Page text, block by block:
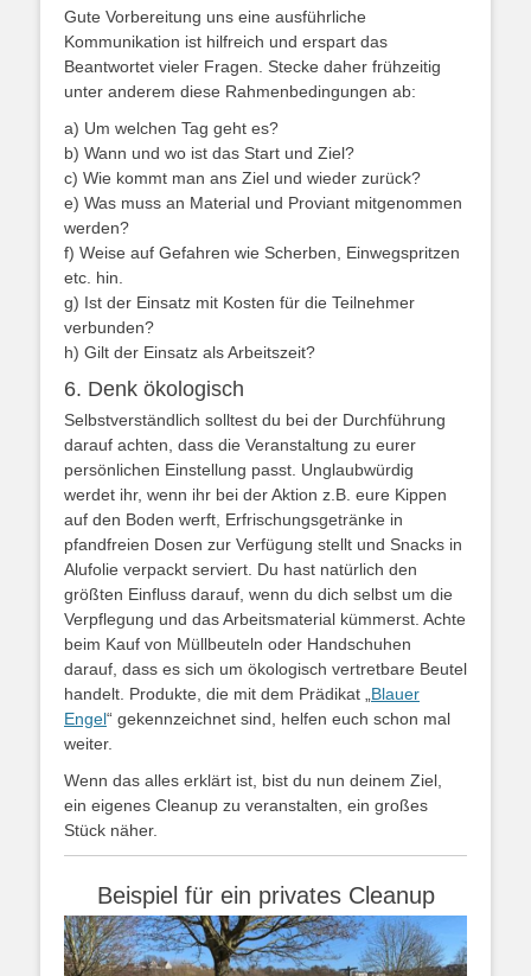
Gute Vorbereitung uns eine ausführliche
Kommunikation ist hilfreich und erspart das
Beantwortet vieler Fragen. Stecke daher frühzeitig
unter anderem diese Rahmenbedingungen ab:
a) Um welchen Tag geht es?
b) Wann und wo ist das Start und Ziel?
c) Wie kommt man ans Ziel und wieder zurück?
e) Was muss an Material und Proviant mitgenommen
werden?
f) Weise auf Gefahren wie Scherben, Einwegspritzen
etc. hin.
g) Ist der Einsatz mit Kosten für die Teilnehmer
verbunden?
h) Gilt der Einsatz als Arbeitszeit?
6. Denk ökologisch
Selbstverständlich solltest du bei der Durchführung
darauf achten, dass die Veranstaltung zu eurer
persönlichen Einstellung passt. Unglaubwürdig
werdet ihr, wenn ihr bei der Aktion z.B. eure Kippen
auf den Boden werft, Erfrischungsgetränke in
pfandfreien Dosen zur Verfügung stellt und Snacks in
Alufolie verpackt serviert. Du hast natürlich den
größten Einfluss darauf, wenn du dich selbst um die
Verpflegung und das Arbeitsmaterial kümmerst. Achte
beim Kauf von Müllbeuteln oder Handschuhen
darauf, dass es sich um ökologisch vertretbare Beutel
handelt. Produkte, die mit dem Prädikat „Blauer
Engel“ gekennzeichnet sind, helfen euch schon mal
weiter.
Wenn das alles erklärt ist, bist du nun deinem Ziel,
ein eigenes Cleanup zu veranstalten, ein großes
Stück näher.
Beispiel für ein privates Cleanup